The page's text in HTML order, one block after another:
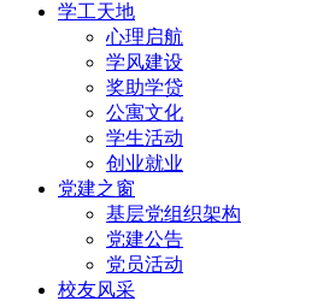
学工天地
心理启航
学风建设
奖助学贷
公寓文化
学生活动
创业就业
党建之窗
基层党组织架构
党建公告
党员活动
校友风采